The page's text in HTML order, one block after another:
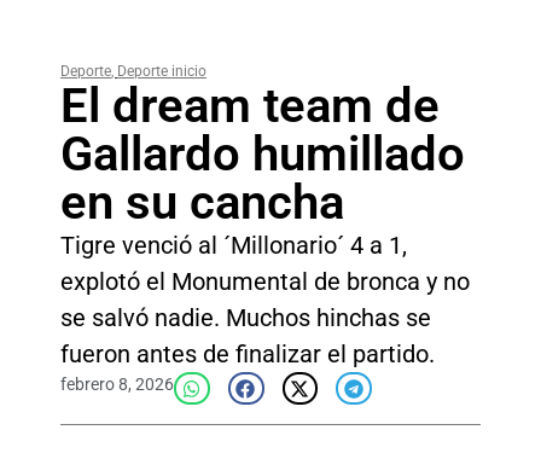
Deporte, Deporte inicio
El dream team de
Gallardo humillado
en su cancha
Tigre venció al ´Millonario´ 4 a 1,
explotó el Monumental de bronca y no
se salvó nadie. Muchos hinchas se
fueron antes de finalizar el partido.
febrero 8, 2026